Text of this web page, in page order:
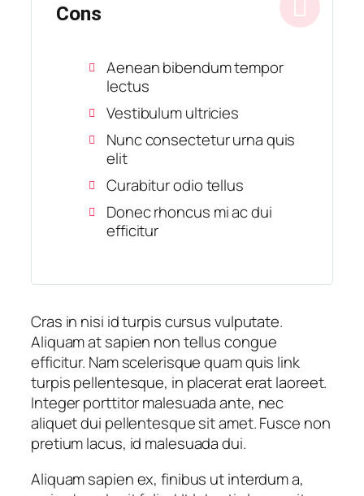
Cons
Aenean bibendum tempor
lectus
Vestibulum ultricies
Nunc consectetur urna quis
elit
Curabitur odio tellus
Donec rhoncus mi ac dui
efficitur
Cras in nisi id turpis cursus vulputate.
Aliquam at sapien non tellus congue
efficitur. Nam scelerisque quam quis link
turpis pellentesque, in placerat erat laoreet.
Integer porttitor malesuada ante, nec
aliquet dui pellentesque sit amet. Fusce non
pretium lacus, id malesuada dui.
Aliquam sapien ex, finibus ut interdum a,